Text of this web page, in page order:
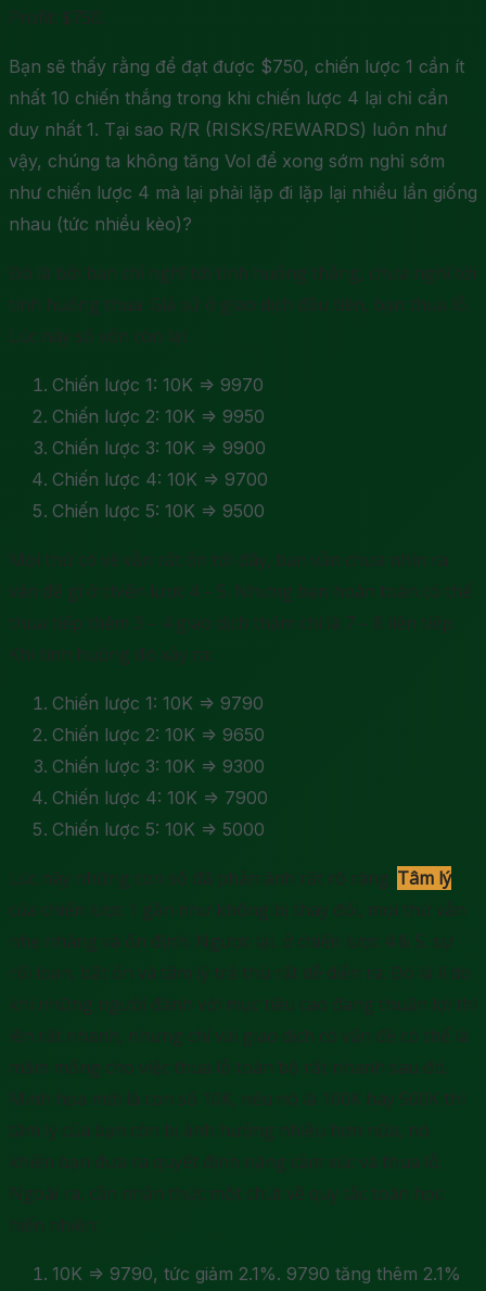
Profit: $750.
Bạn sẽ thấy rằng để đạt được $750, chiến lược 1 cần ít
nhất 10 chiến thắng trong khi chiến lược 4 lại chỉ cần
duy nhất 1. Tại sao R/R (RISKS/REWARDS) luôn như
vậy, chúng ta không tăng Vol để xong sớm nghỉ sớm
như chiến lược 4 mà lại phải lặp đi lặp lại nhiều lần giống
nhau (tức nhiều kèo)?
Đó là bởi bạn chỉ nghĩ tới tình huống thắng, chưa nghĩ tới
tình huống thua. Giả sử ở giao dịch đầu tiên, bạn thua lỗ.
Lúc này số vốn còn lại:
Chiến lược 1: 10K => 9970
Chiến lược 2: 10K => 9950
Chiến lược 3: 10K => 9900
Chiến lược 4: 10K => 9700
Chiến lược 5: 10K => 9500
Mọi thứ có vẻ vẫn rất ổn tới đây, bạn vẫn chưa nhìn ra
vấn đề gì ở chiến lược 4 – 5. Nhưng bạn hoàn toàn có thể
thua tiếp thêm 3 – 4 giao dịch thậm chí là 7 – 8 liên tiếp.
Khi tình huống đó xảy ra:
Chiến lược 1: 10K => 9790
Chiến lược 2: 10K => 9650
Chiến lược 3: 10K => 9300
Chiến lược 4: 10K => 7900
Chiến lược 5: 10K => 5000
Lúc này những con số đã phản ánh rất rõ ràng. Tâm lý
của chiến lược 1 gần như không bị thay đổi, mọi thứ vẫn
nhẹ nhàng và ổn định. Ngược lại, ở chiến lược 4 & 5, sự
rối loạn, bất ổn và tâm lý trả thù rất dễ diễn ra. Đó là lí do
khi những người đánh với mục tiêu cao đang thuận lợi thì
lên rất nhanh, nhưng chỉ vài giao dịch có vấn đề có thể là
mầm mống cho việc thua lỗ toàn bộ rất nhanh sau đó.
Minh họa mới là con số 10K, nếu nó là 100K hay 500K thì
tâm lý của bạn còn bị ảnh hưởng nhiều hơn nữa, nó
khiến bạn đưa ra quyết định nặng cảm xúc và thua lỗ.
Ngoài ra, cần nhận thức một chút về quy tắc toán học
hiển nhiên:
10K => 9790, tức giảm 2.1%. 9790 tăng thêm 2.1%